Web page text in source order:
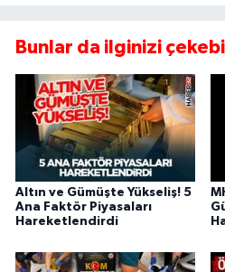
Bunlar da ilginizi
Altın ve Gümüşte Yükseliş! 5
Ana Faktör Piyasaları
Hareketlendirdi